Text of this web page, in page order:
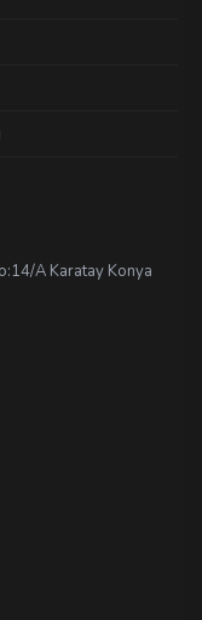
A Karatay Konya